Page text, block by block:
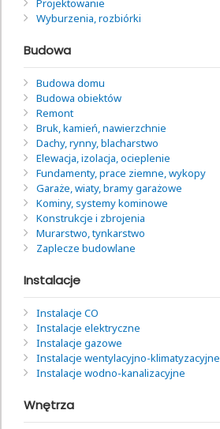
Wyburzenia, rozbiórki
Budowa
Budowa domu
Budowa obiektów
Remont
Bruk, kamień, nawierzchnie
Dachy, rynny, blacharstwo
Elewacja, izolacja, ocieplenie
Fundamenty, prace ziemne, wykopy
Garaże, wiaty, bramy garażowe
Kominy, systemy kominowe
Konstrukcje i zbrojenia
Murarstwo, tynkarstwo
Zaplecze budowlane
Instalacje
Instalacje CO
Instalacje elektryczne
Instalacje gazowe
Instalacje wentylacyjno-klimatyzacyjne
Instalacje wodno-kanalizacyjne
Wnętrza